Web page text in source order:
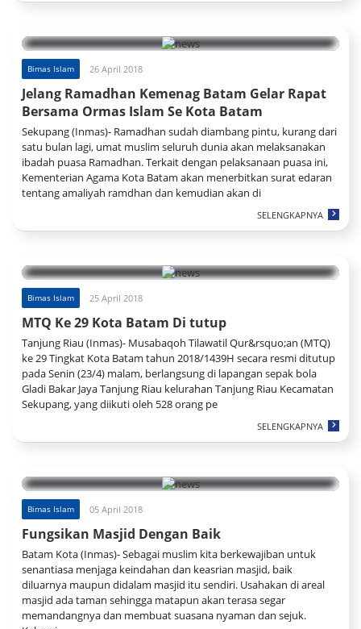
Bimas Islam 26 April 2018
Jelang Ramadhan Kemenag Batam Gelar Rapat
Bersama Ormas Islam Se Kota Batam
Sekupang (Inmas)- Ramadhan sudah diambang pintu, kurang dari
satu bulan lagi, umat muslim seluruh dunia akan melaksanakan
ibadah puasa Ramadhan. Terkait dengan pelaksanaan puasa ini,
Kementerian Agama Kota Batam akan menerbitkan surat edaran
tentang amaliyah ramdhan dan kemudian akan di
SELENGKAPNYA
Bimas Islam 25 April 2018
MTQ Ke 29 Kota Batam Di tutup
Tanjung Riau (Inmas)- Musabaqoh Tilawatil Qur&rsquo;an (MTQ)
ke 29 Tingkat Kota Batam tahun 2018/1439H secara resmi ditutup
pada Senin (23/4) malam, berlangsung di lapangan sepak bola
Gladi Bakar Jaya Tanjung Riau kelurahan Tanjung Riau Kecamatan
Sekupang, yang diikuti oleh 528 orang pe
SELENGKAPNYA
Bimas Islam 05 April 2018
Fungsikan Masjid Dengan Baik
Batam Kota (Inmas)- Sebagai muslim kita berkewajiban untuk
senantiasa menjaga keindahan dan keasrian masjid, baik
diluarnya maupun didalam masjid itu sendiri. Usahakan di areal
masjid ada taman sehingga matapun akan terasa segar
memandangnya dan membuat suasana nyaman dan sejuk.